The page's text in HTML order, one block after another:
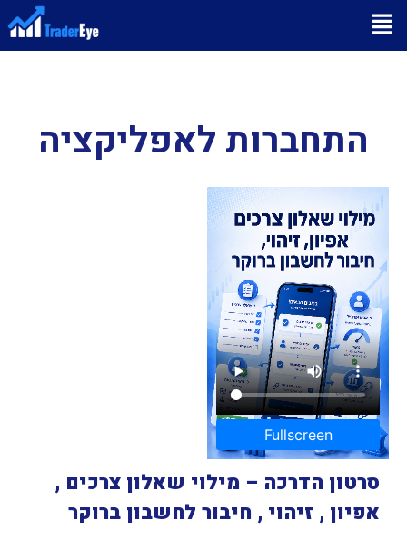
התחברות לאפליקציה
Fullscreen
סרטון הדרכה – מילוי שאלון צרכים ,
אפיון , זיהוי , חיבור לחשבון ברוקר